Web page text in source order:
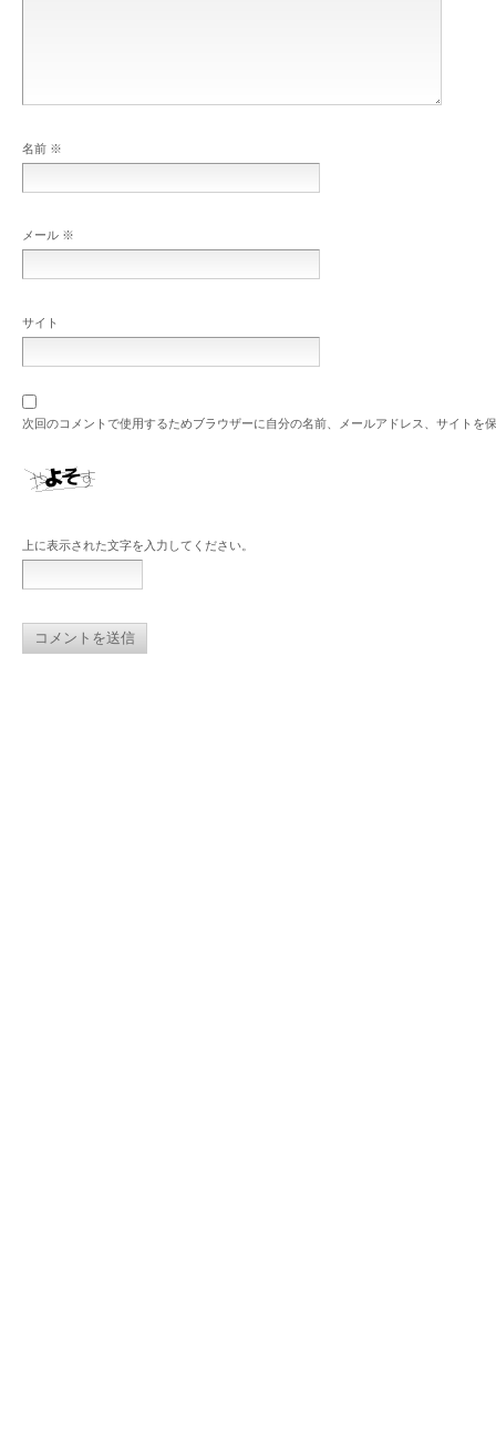
名前 ※
メール ※
サイト
次回のコメントで使用するためブラウザーに自分の名前、メールアドレス、サイトを
上に表示された文字を入力してください。